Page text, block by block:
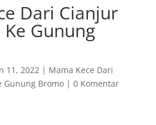
Dari Cianjur
Gunung
11, 2022| Mama Kece Dari
Gunung Bromo| 0 Komentar